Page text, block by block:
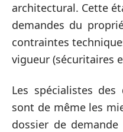
architectural. Cette
demandes du
contraintes
vigueur (sécuritaires
Les spécialistes
sont de même les
dossier de